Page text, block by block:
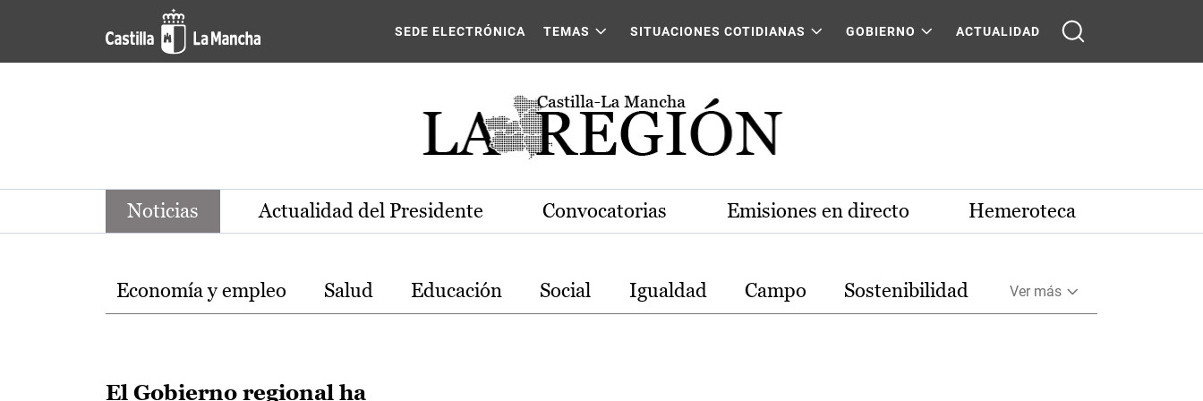
Pasar al contenido principal
Noticias de la región de Castilla-La Mancha
SEDE ELECTRÓNICA TEMAS SITUACIONES COTIDIANAS GOBIERNO ACTUALIDAD
Noticias Actualidad del Presidente Convocatorias Emisiones en directo Hemeroteca
Temas
Economía y empleo Salud Educación Social Igualdad Campo Sostenibilidad Ver más
El Gobierno regional ha